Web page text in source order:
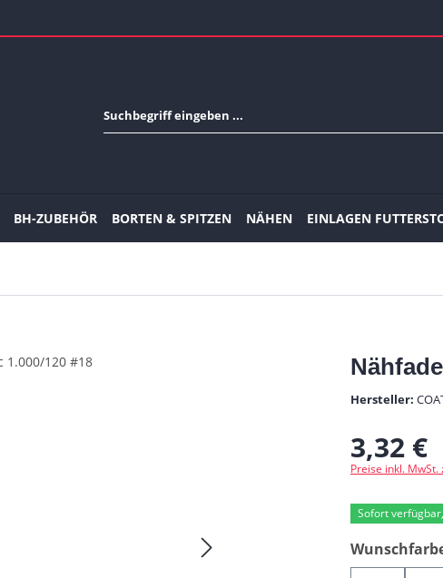
BH-ZUBEHÖR BORTEN & SPITZEN NÄHEN EINLAGEN
Hersteller:
Regulärer Preis:
3,32 €
Preise inkl.
Sofort